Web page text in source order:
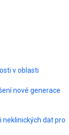
v oblasti
nové generace
dat pro